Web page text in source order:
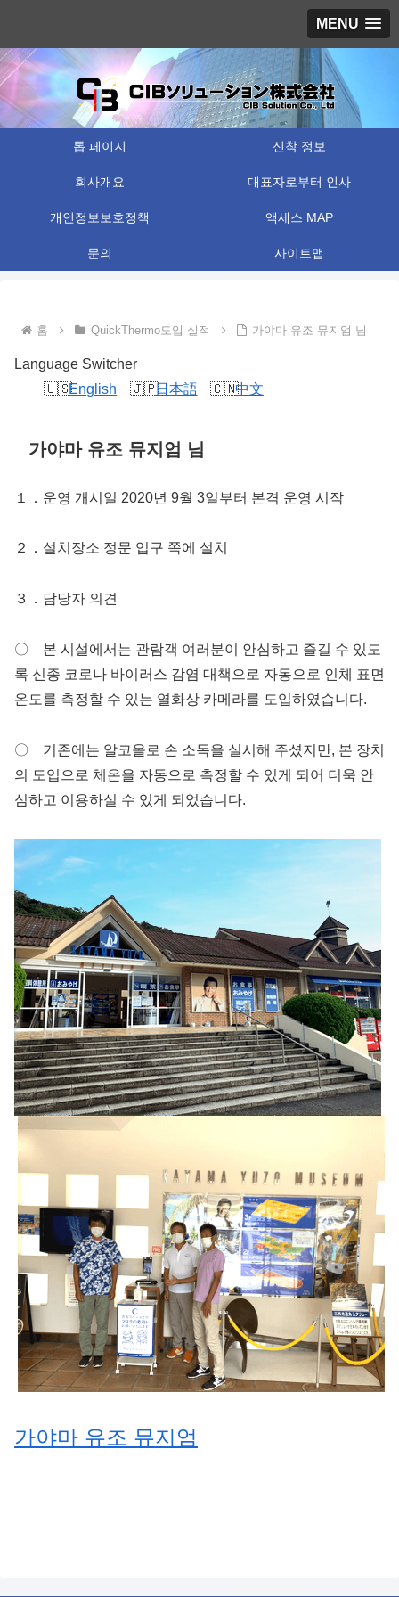
MENU
톱 페이지 신착 정보
회사개요 대표자로부터 인사
개인정보보호정책 액세스 MAP
문의 사이트맵
홈 QuickThermo도입 실적 가야마 유조 뮤지엄 님
Language Switcher
English
日本語 中文
가야마 유조 뮤지엄 님
１．운영 개시일 2020년 9월 3일부터 본격 운영 시작
２．설치장소 정문 입구 쪽에 설치
３．담당자 의견
〇 본 시설에서는 관람객 여러분이 안심하고 즐길 수 있도
록 신종 코로나 바이러스 감염 대책으로 자동으로 인체 표면
온도를 측정할 수 있는 열화상 카메라를 도입하였습니다.
〇 기존에는 알코올로 손 소독을 실시해 주셨지만, 본 장치
의 도입으로 체온을 자동으로 측정할 수 있게 되어 더욱 안
심하고 이용하실 수 있게 되었습니다.
가야마 유조 뮤지엄